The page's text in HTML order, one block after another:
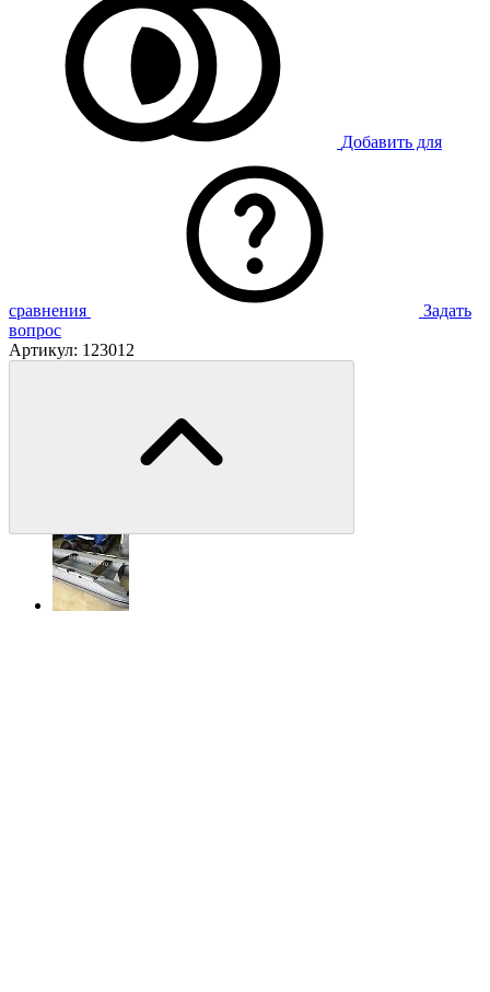
Добавить для
сравнения
Задать
вопрос
Артикул: 123012